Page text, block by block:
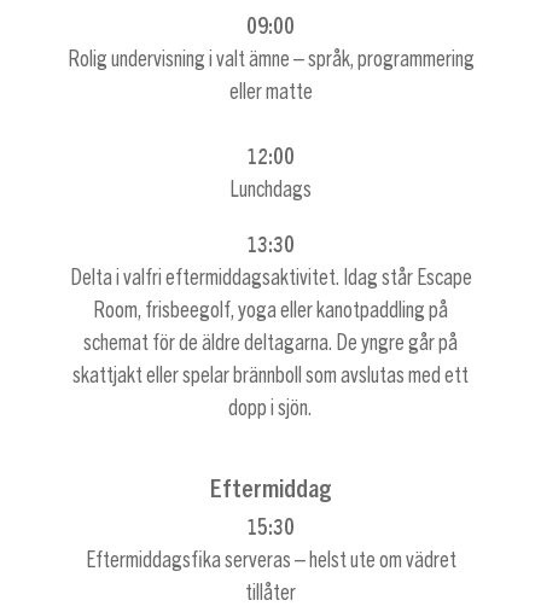
09:00
Rolig undervisning i valt ämne – språk, programmering
eller matte
12:00
Lunchdags
13:30
Delta i valfri eftermiddagsaktivitet. Idag står Escape
Room, frisbeegolf, yoga eller kanotpaddling på
schemat för de äldre deltagarna. De yngre går på
skattjakt eller spelar brännboll som avslutas med ett
dopp i sjön.
Eftermiddag
15:30
Eftermiddagsfika serveras – helst ute om vädret
tillåter